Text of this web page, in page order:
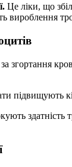
Це ліки, що
згортання
підвищують
здатність